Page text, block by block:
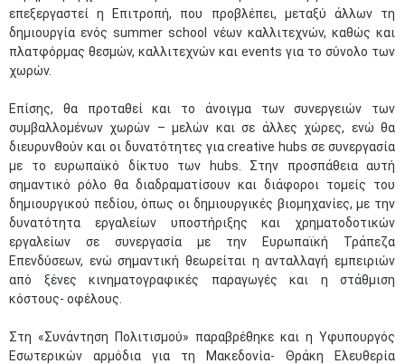
επεξεργαστεί η Επιτροπή, που προβλέπει, μεταξύ άλλων τη
δημιουργία ενός summer school νέων καλλιτεχνών, καθώς και
πλατφόρμας θεσμών, καλλιτεχνών και events για το σύνολο των
χωρών.
Επίσης, θα προταθεί και το άνοιγμα των συνεργειών των
συμβαλλομένων χωρών – μελών και σε άλλες χώρες, ενώ θα
διευρυνθούν και οι δυνατότητες για creative hubs σε συνεργασία
με το ευρωπαϊκό δίκτυο των hubs. Στην προσπάθεια αυτή
σημαντικό ρόλο θα διαδραματίσουν και διάφοροι τομείς του
δημιουργικού πεδίου, όπως οι δημιουργικές βιομηχανίες, με την
δυνατότητα εργαλείων υποστήριξης και χρηματοδοτικών
εργαλείων σε συνεργασία με την Ευρωπαϊκή Τράπεζα
Επενδύσεων, ενώ σημαντική θεωρείται η ανταλλαγή εμπειριών
από ξένες κινηματογραφικές παραγωγές και η στάθμιση
κόστους- οφέλους.
Στη «Συνάντηση Πολιτισμού» παραβρέθηκε και η Υφυπουργός
Εσωτερικών αρμόδια για τη Μακεδονία- Θράκη Ελευθερία